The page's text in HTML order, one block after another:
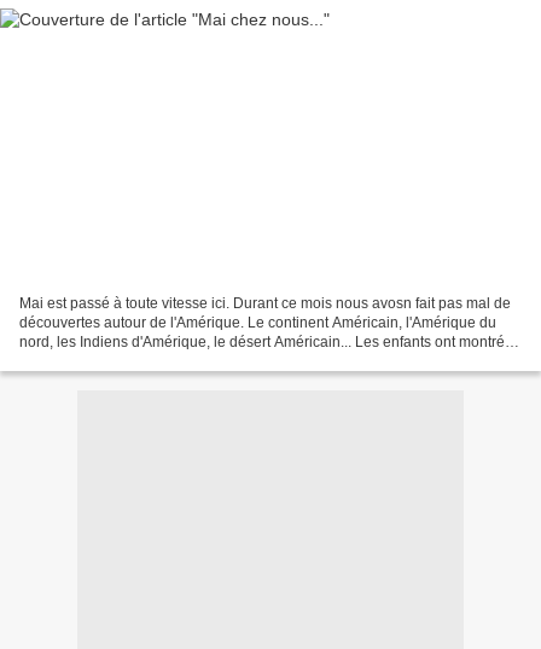
Mai est passé à toute vitesse ici. Durant ce mois nous avosn fait pas mal de
découvertes autour de l'Amérique. Le continent Américain, l'Amérique du
nord, les Indiens d'Amérique, le désert Américain... Les enfants ont montré